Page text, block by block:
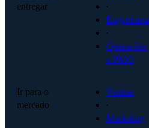
entregar
·
Engenharia
·
Operações
e PMO
Ir para o
mercado
Vendas
·
Marketing